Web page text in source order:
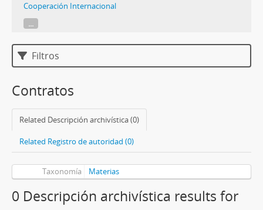
Cooperación Internacional
...
Filtros
Contratos
Related Descripción archivística (0)
Related Registro de autoridad (0)
Taxonomía Materias
0 Descripción archivística results for